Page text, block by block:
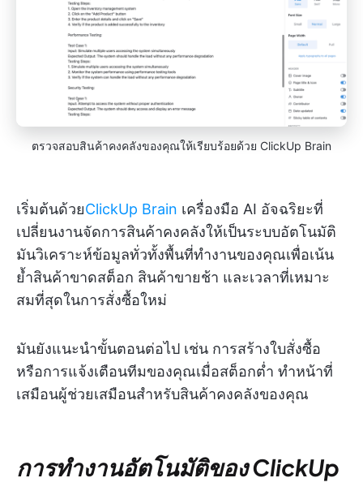
ตรวจสอบสินค้าคงคลังของคุณให้เรียบร้อยด้วย ClickUp Brain
เริ่มต้นด้วยClickUp Brain เครื่องมือ AI อัจฉริยะที่
เปลี่ยนงานจัดการสินค้าคงคลังให้เป็นระบบอัตโนมัติ
มันวิเคราะห์ข้อมูลทั่วทั้งพื้นที่ทำงานของคุณเพื่อเน้น
ย้ำสินค้าขาดสต็อก สินค้าขายช้า และเวลาที่เหมาะ
สมที่สุดในการสั่งซื้อใหม่
มันยังแนะนำขั้นตอนต่อไป เช่น การสร้างใบสั่งซื้อ
หรือการแจ้งเตือนทีมของคุณเมื่อสต็อกต่ำ ทำหน้าที่
เสมือนผู้ช่วยเสมือนสำหรับสินค้าคงคลังของคุณ
การทำงานอัตโนมัติของ ClickUp